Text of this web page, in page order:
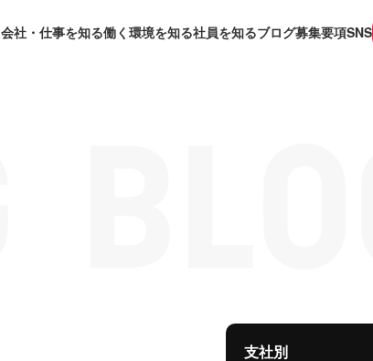
会社・仕事を知る働く環境を知る社員を知るブログ募集要項SNS
支社別